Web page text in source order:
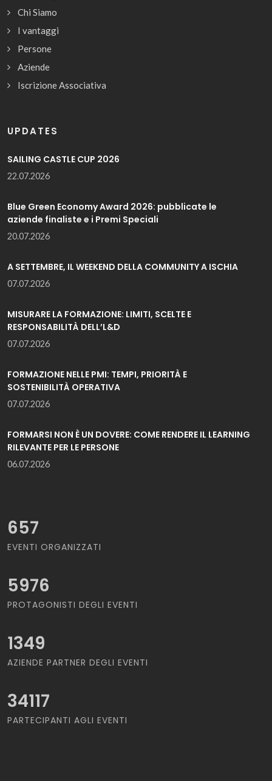
Chi Siamo
I vantaggi
Persone
Aziende
Iscrizione Associativa
UPDATES
SAILING CASTLE CUP 2026
22.07.2026
Blue Green Economy Award 2026: pubblicate le
aziende finaliste e i Premi Speciali
20.07.2026
A SETTEMBRE, IL WEEKEND DELLA COMMUNITY A ISCHIA
07.07.2026
MISURARE LA FORMAZIONE: LIMITI, SCELTE E
RESPONSABILITÀ DELL’L&D
07.07.2026
FORMAZIONE NELLE PMI: TEMPI, PRIORITÀ E
SOSTENIBILITÀ OPERATIVA
07.07.2026
FORMARSI NON È UN DOVERE: COME RENDERE IL LEARNING
RILEVANTE PER LE PERSONE
06.07.2026
657
EVENTI ORGANIZZATI
5976
PROTAGONISTI DEGLI EVENTI
1349
AZIENDE PARTNER DEGLI EVENTI
34117
PARTECIPANTI AGLI EVENTI